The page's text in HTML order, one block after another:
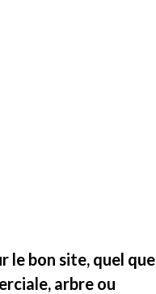
le bon site, quel que
arbre ou